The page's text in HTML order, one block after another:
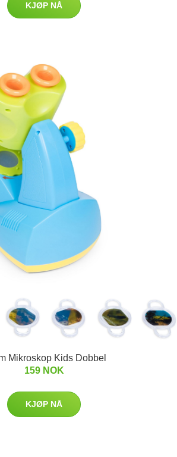
KJØP NÅ
Mikroskop Kids Dobbel
159 NOK
KJØP NÅ